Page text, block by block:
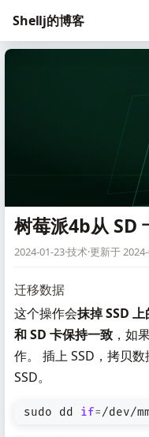
Shellj的博客
树莓派4b从 SD
2024-01-23·技术·更新于
迁移数据
这个操作会抹掉 SSD
和 SD 卡保持一致 ，如
作。 插上 SSD，拷贝
SSD。
sudo dd if=/dev/